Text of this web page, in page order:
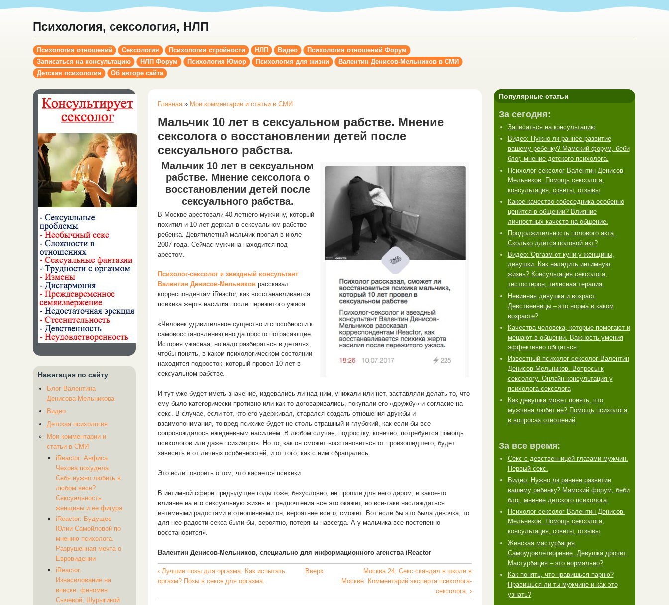
Психология, сексология, НЛП
Психология отношений Сексология Психология стройности НЛП Видео
Психология отношений Форум
Записаться на консультацию
НЛП Форум Психология Юмор Психология для жизни
Валентин Денисов-Мельников в СМИ
Детская психология
Об авторе сайта
Навигация по сайту
Блог Валентина
Денисова-Мельникова
Видео
Детская психология
Мои комментарии и
статьи в СМИ
iReactor: Анфиса
Чехова похудела.
Себя нужно любить в
любом весе?
Сексуальность
женщины и ее фигура
iReactor: Будущее
Юлии Самойловой по
мнению психолога.
Разрушенная мечта о
Евровидении
iReactor:
Изнасилование на
вписке: феномен
Сычевой, Шурыгиной
Главная» Мои комментарии и статьи в СМИ
Мальчик 10 лет в сексуальном рабстве. Мнение
сексолога о восстановлении детей после
сексуального рабства.
Мальчик 10 лет в сексуальном
рабстве. Мнение сексолога о
восстановлении детей после
сексуального рабства.
В Москве арестовали 40-летнего мужчину, который
похитил и 10 лет держал в сексуальном рабстве
ребенка. Девятилетний мальчик пропал в июле
2007 года. Сейчас мужчина находится под
арестом.
Психолог-сексолог и звездный консультант
Валентин Денисов-Мельниковрассказал
корреспондентам iReactor, как восстанавливается
психика жертв насилия после пережитого ужаса.
«Человек удивительное существо и способности к
самовосстановлению иногда просто потрясающие.
История ужасная, но надо разбираться в деталях,
чтобы понять, в каком психологическом состоянии
находится подросток, который провел 10 лет в
сексуальном рабстве.
И тут уже будет иметь значение, издевались ли над ним, унижали или нет, заставляли делать то, что
ему было категорически противно или как-то договаривались, покупали его «дружбу» и согласие на
секс. В случае, если тот, кто его удерживал, старался создать отношения дружбы и
взаимопонимания, то вред психике будет не столь страшный и глубокий, как если бы все
сопровождалось ежедневным насилием. В любом случае, подростку, конечно, потребуется помощь
психологов или даже психиатров. Но то, как он сможет восстановиться от произошедшего, будет
зависеть и от личных особенностей, и от того, как с ним обращались.
Это если говорить о том, что касается психики.
В интимной сфере предыдущие годы тоже, безусловно, не прошли для него даром, и какое-то
влияние на его сексуальную жизнь и предпочтения все это окажет, но все-таки наслаждаться
интимными радостями и отношениями он, вероятнее всего, сможет. Вот если бы это была девочка, то
для нее радости секса были бы, вероятно, потеряны навсегда. А у мальчика все постепенно
восстановится».
Валентин Денисов-Мельников, специально для информационного агенства iReactor
‹ Лучшие позы для оргазма. Как испытать
оргазм? Позы в сексе для оргазма.
Вверх
Москва 24: Секс скандал в школе в
Москве. Комментарий эксперта психолога-
сексолога. ›
Популярные статьи
За сегодня:
Записаться на консультацию
Видео: Нужно ли раннее развитие
вашему ребенку? Мамский форум, беби
блог, мнение детского психолога.
Психолог-сексолог Валентин Денисов-
Мельников. Помощь сексолога,
консультация, советы, отзывы
Какое качество собеседника особенно
ценится в общении? Влияние
личностных качеств на общение.
Продолжительность полового акта.
Сколько длится половой акт?
Видео: Оргазм от куни у женщины,
девушки. Как наладить интимную
жизнь? Консультация сексолога,
тестостерон, телесная терапия.
Невинная девушка и возраст.
Девственницы – это норма в каком
возрасте?
Качества человека, которые помогают и
мешают в общении. Важность умения
эффективно общаться.
Известный психолог-сексолог Валентин
Денисов-Мельников. Вопросы к
сексологу. Онлайн консультация у
психолога-сексолога
Как девушка может понять, что
мужчина любит её? Помощь психолога
в вопросах отношений.
За все время:
Секс с девственницей глазами мужчин.
Первый секс.
Видео: Нужно ли раннее развитие
вашему ребенку? Мамский форум, беби
блог, мнение детского психолога.
Психолог-сексолог Валентин Денисов-
Мельников. Помощь сексолога,
консультация, советы, отзывы
Женская мастурбация.
Самоудовлетворение. Девушка дрочит.
Мастурбация – это нормально?
Как понять, что нравишься парню?
Нравишься ли ты мужчине и как это
узнать?